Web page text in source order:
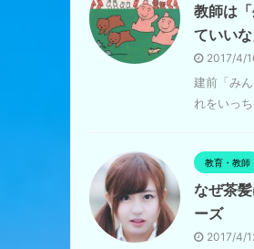
教師は
ていいな
2017/4/
建前「み
れをいっ
教育・教師
なぜ茶
ーズ
2017/4/